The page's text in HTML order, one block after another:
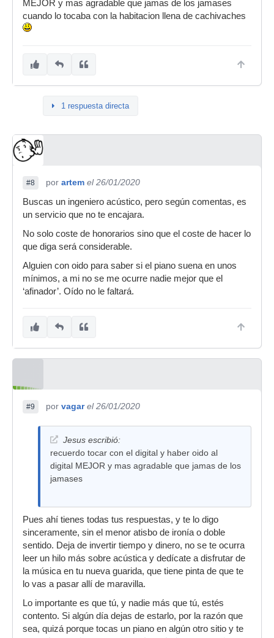
MEJOR y mas agradable que jamas de los jamases
cuando lo tocaba con la habitacion llena de cachivaches
1 respuesta directa
#8 por artem el 26/01/2020
Buscas un ingeniero acústico, pero según comentas, es
un servicio que no te encajara.
No solo coste de honorarios sino que el coste de hacer lo
que diga será considerable.
Alguien con oido para saber si el piano suena en unos
mínimos, a mi no se me ocurre nadie mejor que el
‘afinador’. Oído no le faltará.
#9 por vagar el 26/01/2020
Jesus escribió:
recuerdo tocar con el digital y haber oido al
digital MEJOR y mas agradable que jamas de los
jamases
Pues ahí tienes todas tus respuestas, y te lo digo
sinceramente, sin el menor atisbo de ironía o doble
sentido. Deja de invertir tiempo y dinero, no se te ocurra
leer un hilo más sobre acústica y dedícate a disfrutar de
la música en tu nueva guarida, que tiene pinta de que te
lo vas a pasar allí de maravilla.
Lo importante es que tú, y nadie más que tú, estés
contento. Si algún día dejas de estarlo, por la razón que
sea, quizá porque tocas un piano en algún otro sitio y te